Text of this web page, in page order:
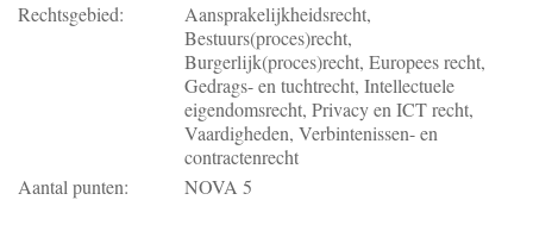
Rechtsgebied:
Aansprakelijkheidsrecht,
Bestuurs(proces)recht,
Burgerlijk(proces)recht, Europees recht,
Gedrags- en tuchtrecht, Intellectuele
eigendomsrecht, Privacy en ICT recht,
Vaardigheden, Verbintenissen- en
contractenrecht
Aantal punten:
NOVA 5